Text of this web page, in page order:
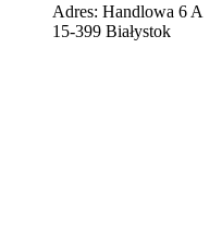
Adres: Handlowa 6 A
15-399 Białystok